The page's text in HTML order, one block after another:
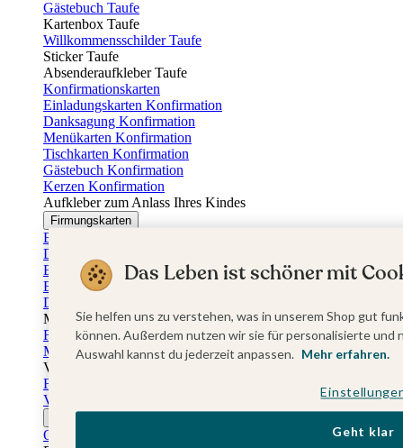
Gästebuch Taufe
Kartenbox Taufe
Willkommensschilder Taufe
Sticker Taufe
Absenderaufkleber Taufe
Konfirmationskarten
Einladungskarten Konfirmation
Danksagung Konfirmation
Menükarten Konfirmation
Tischkarten Konfirmation
Gästebuch Konfirmation
Kerzen Konfirmation
Aufkleber zum Anlass Ihres Kindes
Firmungskarten
Einladungskarten Firmung
Dankeskarten Firmung
Einschulungskarten
Einladungskarten Einschulung
Danksagung Einschulung
Muttertag
Fotogeschenke Muttertag
Muttertagskarten
Vatertag
Fotogeschenke Vatertag
Vatertagskarten
Ostern
Osterkarten
Das Leben ist schöner mit
Sie helfen uns zu verstehen, was in unserem Shop gut
können. Außerdem nutzen wir sie für personalisierte
Auswahl kannst du jederzeit anpassen. Mehr erfahren.
Geht klar